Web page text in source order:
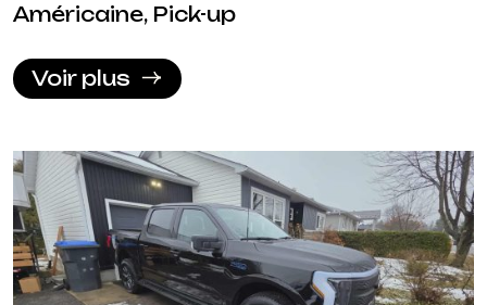
Américaine, Pick-up
Voir plus